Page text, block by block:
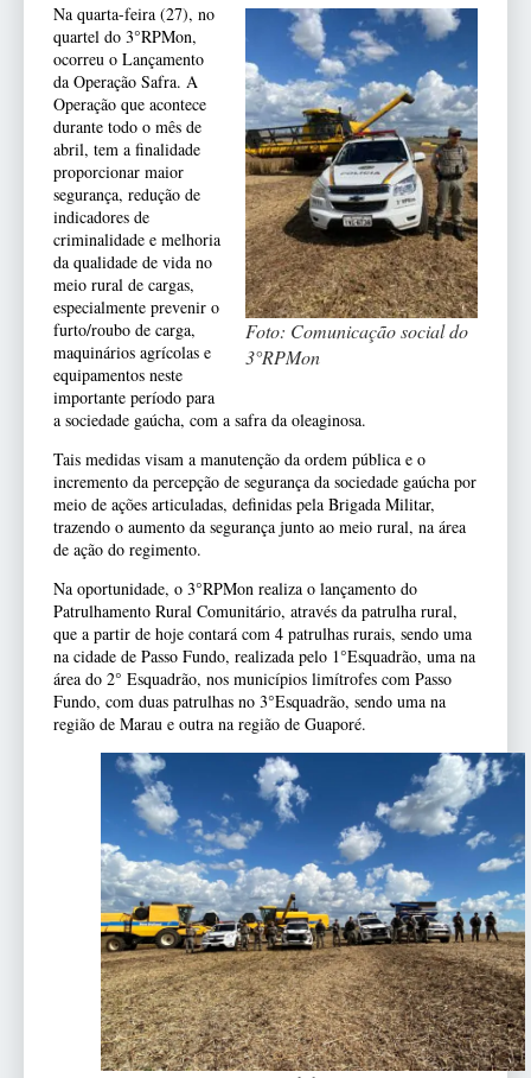
Foto: Comunicação social do
3°RPMon
Na quarta-feira (27), no
quartel do 3°RPMon,
ocorreu o Lançamento
da Operação Safra. A
Operação que acontece
durante todo o mês de
abril, tem a finalidade
proporcionar maior
segurança, redução de
indicadores de
criminalidade e melhoria
da qualidade de vida no
meio rural de cargas,
especialmente prevenir o
furto/roubo de carga,
maquinários agrícolas e
equipamentos neste
importante período para
a sociedade gaúcha, com a safra da oleaginosa.
Tais medidas visam a manutenção da ordem pública e o
incremento da percepção de segurança da sociedade gaúcha por
meio de ações articuladas, definidas pela Brigada Militar,
trazendo o aumento da segurança junto ao meio rural, na área
de ação do regimento.
Na oportunidade, o 3°RPMon realiza o lançamento do
Patrulhamento Rural Comunitário, através da patrulha rural,
que a partir de hoje contará com 4 patrulhas rurais, sendo uma
na cidade de Passo Fundo, realizada pelo 1°Esquadrão, uma na
área do 2° Esquadrão, nos municípios limítrofes com Passo
Fundo, com duas patrulhas no 3°Esquadrão, sendo uma na
região de Marau e outra na região de Guaporé.